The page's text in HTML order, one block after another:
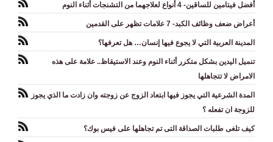
أفضل فيتامين للساقين- 4 أنواع لعلاجهما من التشنجات أثناء النوم
أعراض ضعف وظائف الكبد- 7 علامات تظهر على القدمين
المدينة العربية التي لا يجوع فيها إنسان… هل تعرفها؟
تنميل اليدين بشكل متكرر أثناء النوم وعند الاستيقاظ.. علامة على هذه
الامراض لا تتجاهلها
المدة الشرعية التي يجوز فيها ابتعاد الزوج عن زوجته وان زادت ما الذي يجوز
للزوجة ان تفعله ؟
كيف تلغى طلبات الصداقة التى تم تجاهلها على فيس بوك؟